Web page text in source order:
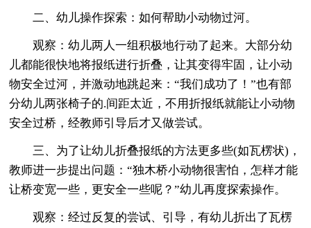
二、幼儿操作探索：如何帮助小动物过河。
观察：幼儿两人一组积极地行动了起来。大部分幼
儿都能很快地将报纸进行折叠，让其变得牢固，让小动
物安全过河，并激动地跳起来：“我们成功了！”也有部
分幼儿两张椅子的.间距太近，不用折报纸就能让小动物
安全过桥，经教师引导后才又做尝试。
三、为了让幼儿折叠报纸的方法更多些(如瓦楞状)，
教师进一步提出问题：“独木桥小动物很害怕，怎样才能
让桥变宽一些，更安全一些呢？”幼儿再度探索操作。
观察：经过反复的尝试、引导，有幼儿折出了瓦楞